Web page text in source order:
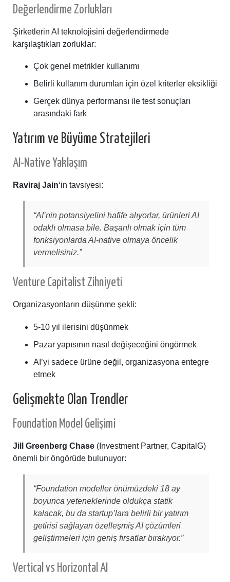
Değerlendirme Zorlukları
Şirketlerin AI teknolojisini değerlendirmede
karşılaştıkları zorluklar:
Çok genel metrikler kullanımı
Belirli kullanım durumları için özel kriterler eksikliği
Gerçek dünya performansı ile test sonuçları
arasındaki fark
Yatırım ve Büyüme Stratejileri
AI-Native Yaklaşım
Raviraj Jain‘in tavsiyesi:
“AI’nin potansiyelini hafife alıyorlar, ürünleri AI
odaklı olmasa bile. Başarılı olmak için tüm
fonksiyonlarda AI-native olmaya öncelik
vermelisiniz.”
Venture Capitalist Zihniyeti
Organizasyonların düşünme şekli:
5-10 yıl ilerisini düşünmek
Pazar yapısının nasıl değişeceğini öngörmek
AI’yi sadece ürüne değil, organizasyona entegre
etmek
Gelişmekte Olan Trendler
Foundation Model Gelişimi
Jill Greenberg Chase (Investment Partner, CapitalG)
önemli bir öngörüde bulunuyor:
“Foundation modeller önümüzdeki 18 ay
boyunca yeteneklerinde oldukça statik
kalacak, bu da startup’lara belirli bir yatırım
getirisi sağlayan özelleşmiş AI çözümleri
geliştirmeleri için geniş fırsatlar bırakıyor.”
Vertical vs Horizontal AI